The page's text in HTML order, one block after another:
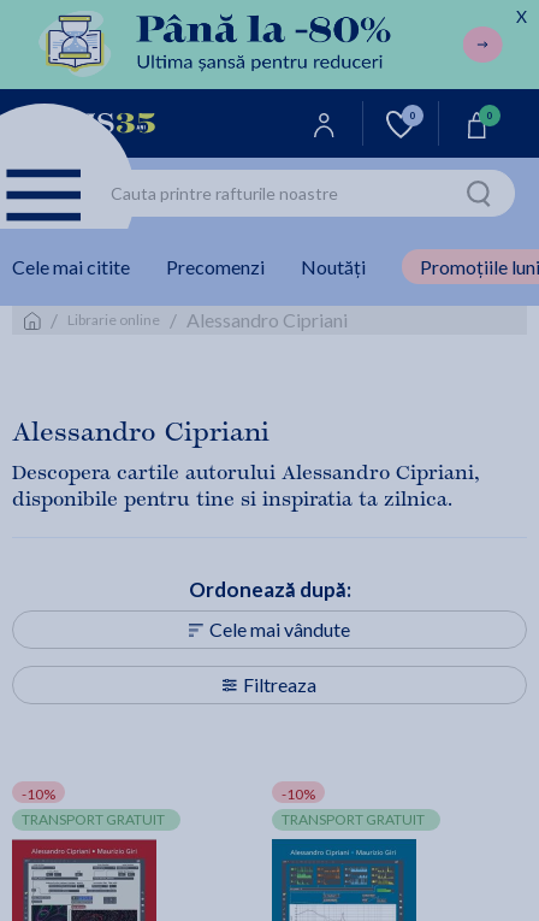
X
0 0
Cele mai citite Precomenzi Noutăți Promoțiile
/ Librarie online / Alessandro Cipriani
Alessandro Cipriani
Descopera cartile autorului Alessandro Cipriani,
disponibile pentru tine si inspiratia ta zilnica.
Filtreaza
Ordonează după:
Cele mai vândute
-10%
TRANSPORT GRATUIT
-10%
TRANSPORT GRATUIT